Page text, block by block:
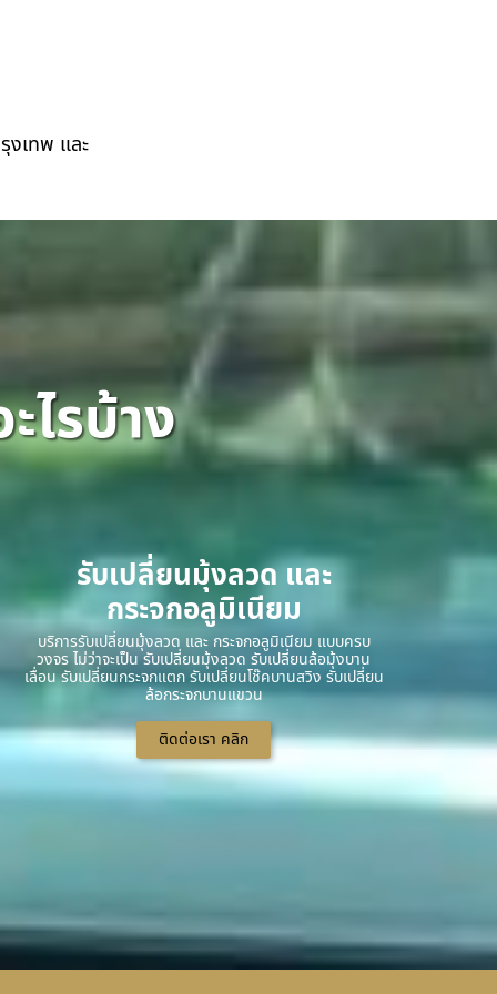
เทพ และ
ไรบ้าง
รับเปลี่ยนมุ้งลวด และ
กระจกอลูมิเนียม
บริการรับเปลี่ยนมุ้งลวด และ กระจกอลูมิเนียม แบบครบ
วงจร ไม่ว่าจะเป็น รับเปลี่ยนมุ้งลวด รับเปลี่ยนล้อมุ้งบาน
เลื่อน รับเปลี่ยนกระจกแตก รับเปลี่ยนโช๊คบานสวิง รับเปลี่ยน
ล้อกระจกบานแขวน
ติดต่อเรา คลิก